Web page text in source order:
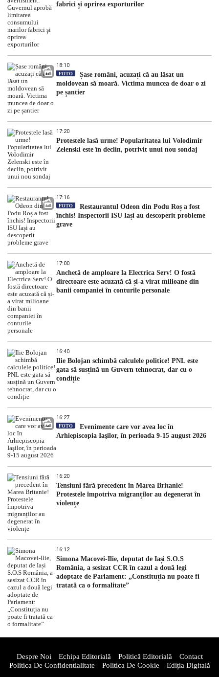
fabrici și oprirea exporturilor
18:10
FOTO
Șase români, acuzați că au lăsat un
moldovean să moară. Victima muncea de doar o zi
pe șantier
17:20
Protestele lasă urme! Popularitatea lui Volodimir
Zelenski este în declin, potrivit unui nou sondaj
17:16
FOTO
Restaurantul Odeon din Podu Roș a fost
închis! Inspectorii ISU Iași au descoperit probleme
grave
17:00
Anchetă de amploare la Electrica Serv! O fostă
directoare este acuzată că și-a virat milioane din
banii companiei în conturile personale
16:40
Ilie Bolojan schimbă calculele politice! PNL este
gata să susțină un Guvern tehnocrat, dar cu o
condiție
16:27
FOTO
Evenimente care vor avea loc în
Arhiepiscopia Iaşilor, în perioada 9-15 august 2026
16:20
Tensiuni fără precedent în Marea Britanie!
Protestele împotriva migranților au degenerat în
violențe
16:12
Simona Macovei-Ilie, deputat de Iași S.O.S
România, a sesizat CCR în cazul a două legi
adoptate de Parlament: „Constituția nu poate fi
tratată ca o formalitate”
Despre Noi Echipa Editorială Politică Editorială
Contact
Politica De Confidentialitate
Politica De Cookie Ediția Digitală